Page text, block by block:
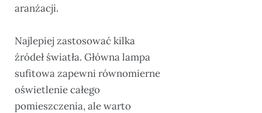
aranżacji.
Najlepiej zastosować kilka
źródeł światła. Główna lampa
sufitowa zapewni równomierne
oświetlenie całego
pomieszczenia, ale warto